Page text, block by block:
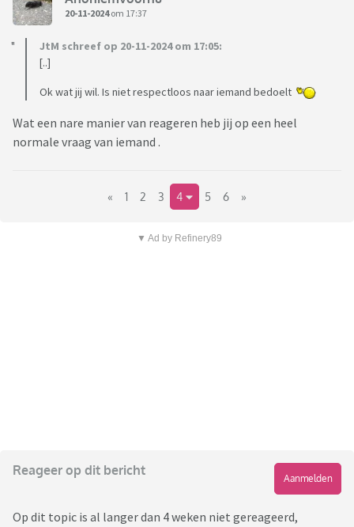
20-11-2024om 17:37
JtM schreef op 20-11-2024 om 17:05:
[..]
Ok wat jij wil. Is niet respectloos naar iemand bedoelt
Wat een nare manier van reageren heb jij op een heel
normale vraag van iemand .
« 1 2 3 4 5 6 »
▼ Ad by Refinery89
Reageer op dit bericht
Aanmelden
Op dit topic is al langer dan 4 weken niet gereageerd,